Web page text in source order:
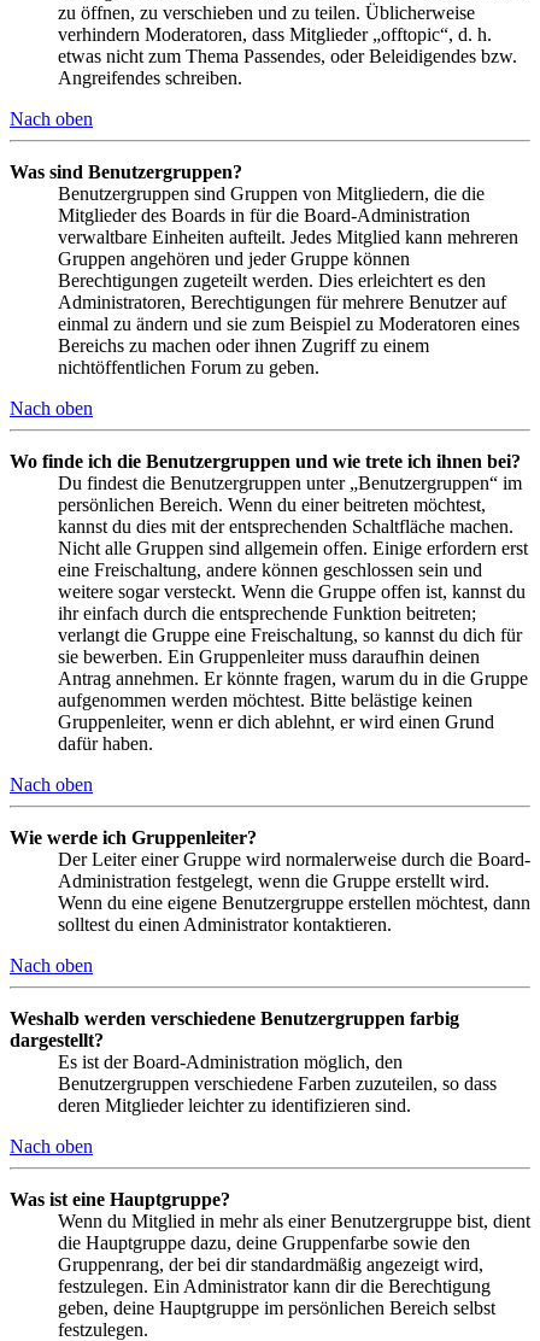
zu öffnen, zu verschieben und zu teilen. Üblicherweise
verhindern Moderatoren, dass Mitglieder „offtopic“, d. h.
etwas nicht zum Thema Passendes, oder Beleidigendes bzw.
Angreifendes schreiben.
Nach oben
Was sind Benutzergruppen?
Benutzergruppen sind Gruppen von Mitgliedern, die die
Mitglieder des Boards in für die Board-Administration
verwaltbare Einheiten aufteilt. Jedes Mitglied kann mehreren
Gruppen angehören und jeder Gruppe können
Berechtigungen zugeteilt werden. Dies erleichtert es den
Administratoren, Berechtigungen für mehrere Benutzer auf
einmal zu ändern und sie zum Beispiel zu Moderatoren eines
Bereichs zu machen oder ihnen Zugriff zu einem
nichtöffentlichen Forum zu geben.
Nach oben
Wo finde ich die Benutzergruppen und wie trete ich ihnen bei?
Du findest die Benutzergruppen unter „Benutzergruppen“ im
persönlichen Bereich. Wenn du einer beitreten möchtest,
kannst du dies mit der entsprechenden Schaltfläche machen.
Nicht alle Gruppen sind allgemein offen. Einige erfordern erst
eine Freischaltung, andere können geschlossen sein und
weitere sogar versteckt. Wenn die Gruppe offen ist, kannst du
ihr einfach durch die entsprechende Funktion beitreten;
verlangt die Gruppe eine Freischaltung, so kannst du dich für
sie bewerben. Ein Gruppenleiter muss daraufhin deinen
Antrag annehmen. Er könnte fragen, warum du in die Gruppe
aufgenommen werden möchtest. Bitte belästige keinen
Gruppenleiter, wenn er dich ablehnt, er wird einen Grund
dafür haben.
Nach oben
Wie werde ich Gruppenleiter?
Der Leiter einer Gruppe wird normalerweise durch die Board-
Administration festgelegt, wenn die Gruppe erstellt wird.
Wenn du eine eigene Benutzergruppe erstellen möchtest, dann
solltest du einen Administrator kontaktieren.
Nach oben
Weshalb werden verschiedene Benutzergruppen farbig
dargestellt?
Es ist der Board-Administration möglich, den
Benutzergruppen verschiedene Farben zuzuteilen, so dass
deren Mitglieder leichter zu identifizieren sind.
Nach oben
Was ist eine Hauptgruppe?
Wenn du Mitglied in mehr als einer Benutzergruppe bist, dient
die Hauptgruppe dazu, deine Gruppenfarbe sowie den
Gruppenrang, der bei dir standardmäßig angezeigt wird,
festzulegen. Ein Administrator kann dir die Berechtigung
geben, deine Hauptgruppe im persönlichen Bereich selbst
festzulegen.